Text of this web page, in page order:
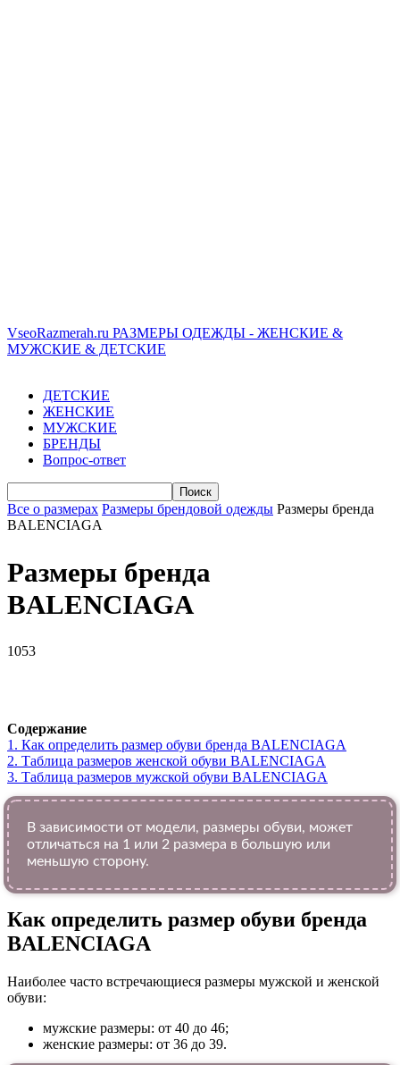
VseoRazmerah.ru РАЗМЕРЫ ОДЕЖДЫ - ЖЕНСКИЕ &
МУЖСКИЕ & ДЕТСКИЕ
ДЕТСКИЕ
ЖЕНСКИЕ
МУЖСКИЕ
БРЕНДЫ
Вопрос-ответ
Все о размерах Размеры брендовой одежды Размеры бренда
BALENCIAGA
Размеры бренда
BALENCIAGA
1053
Содержание
1. Как определить размер обуви брендa BALENCIAGA
2. Таблица размеров женской обуви BALENCIAGA
3. Таблица размеров мужской обуви BALENCIAGA
В зависимости от модели, размеры обуви, может
отличаться на 1 или 2 размера в большую или
меньшую сторону.
Как определить размер обуви брендa
BALENCIAGA
Наиболее часто встречающиеся размеры мужской и женской
обуви:
мужские размеры: от 40 до 46;
женские размеры: от 36 до 39.